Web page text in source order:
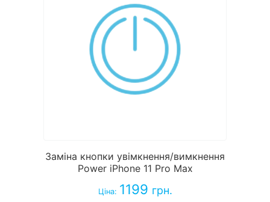
Заміна кнопки увімкнення/вимкнення
Power iPhone 11 Pro Max
Ціна: 1199 грн.